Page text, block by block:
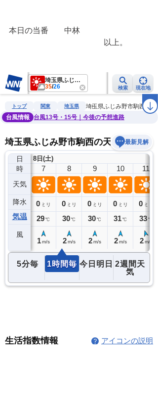
本日の当番　　中林
以上。